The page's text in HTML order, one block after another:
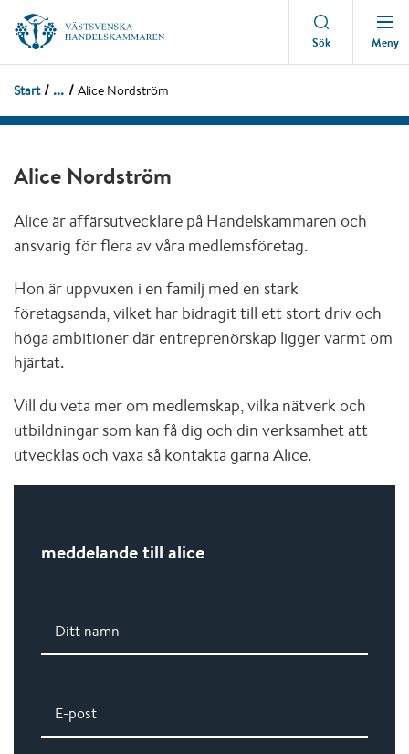
Sök Meny
Start ... Alice Nordström
Alice Nordström
Alice är affärsutvecklare på Handelskammaren och
ansvarig för flera av våra medlemsföretag.
Hon är uppvuxen i en familj med en stark
företagsanda, vilket har bidragit till ett stort driv och
höga ambitioner där entreprenörskap ligger varmt om
hjärtat.
Vill du veta mer om medlemskap, vilka nätverk och
utbildningar som kan få dig och din verksamhet att
utvecklas och växa så kontakta gärna Alice.
meddelande till alice
Ditt namn
E-post